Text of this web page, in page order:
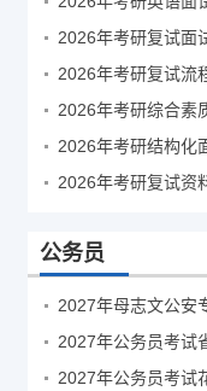
2026年考研复试面
2026年考研复试流
2026年考研综合素
2026年考研复试资
公务员
2027年母志文公安
2027年公务员考试
2027年公务员考试